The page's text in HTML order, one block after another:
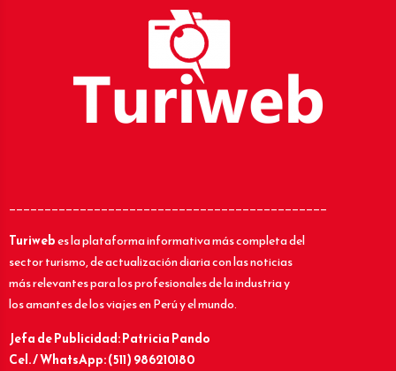
_____________________________________________
Turiwebes la plataforma informativa más completa del
sector turismo, de actualización diaria con las noticias
más relevantes para los profesionales de la industria y
los amantes de los viajes en Perú y el mundo.
Jefa de Publicidad: Patricia Pando
Cel. / WhatsApp: (511) 986210180